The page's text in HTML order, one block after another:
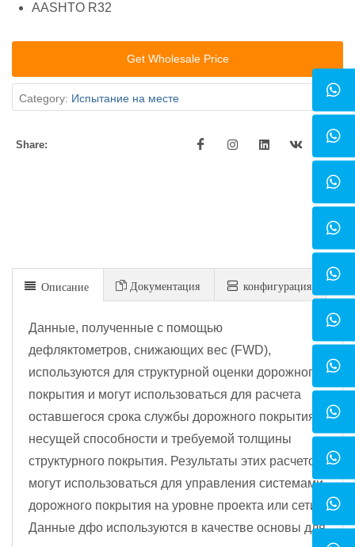
AASHTO R32
Get Wholesale Price
Category: Испытание на месте
Share:
Описание Документация конфигурация
Данные, полученные с помощью
дефляктометров, снижающих вес (FWD),
используются для структурной оценки дорожного
покрытия и могут использоваться для расчета
оставшегося срока службы дорожного покрытия,
несущей способности и требуемой толщины
структурного покрытия. Результаты этих расчетов
могут использоваться для управления системами
дорожного покрытия на уровне проекта или сети.
Данные дфо используются в качестве основы для